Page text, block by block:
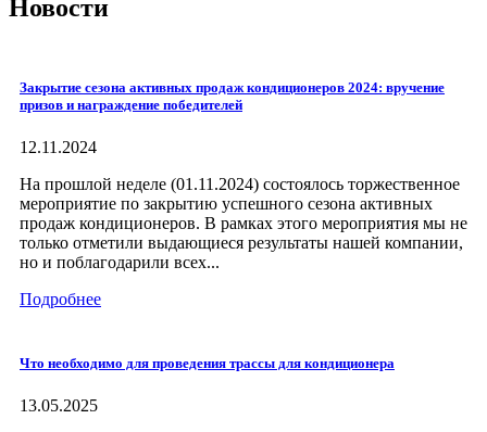
Новости
Закрытие сезона активных продаж кондиционеров 2024: вручение
призов и награждение победителей
12.11.2024
На прошлой неделе (01.11.2024) состоялось торжественное
мероприятие по закрытию успешного сезона активных
продаж кондиционеров. В рамках этого мероприятия мы не
только отметили выдающиеся результаты нашей компании,
но и поблагодарили всех...
Подробнее
Что необходимо для проведения трассы для кондиционера
13.05.2025